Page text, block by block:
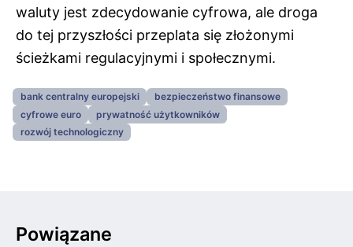
waluty jest zdecydowanie cyfrowa, ale droga
do tej przyszłości przeplata się złożonymi
ścieżkami regulacyjnymi i społecznymi.
bank centralny europejski
bezpieczeństwo finansowe
cyfrowe euro
prywatność użytkowników
rozwój technologiczny
Powiązane